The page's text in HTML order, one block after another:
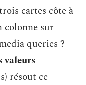
cartes côte à
colonne sur
queries ?
valeurs
résout ce